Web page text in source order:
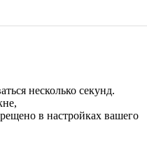
несколько секунд.
в настройках вашего